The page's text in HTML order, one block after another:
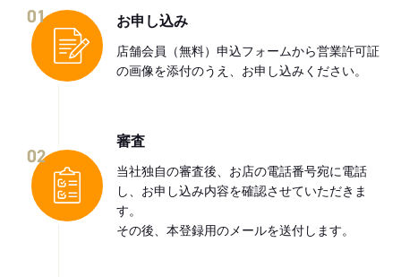
01 お申し込み
店舗会員（無料）申込フォームから営業許可証
の画像を添付のうえ、お申し込みください。
02
審査
当社独自の審査後、お店の電話番号宛に電話
し、お申し込み内容を確認させていただきま
す。
その後、本登録用のメールを送付します。